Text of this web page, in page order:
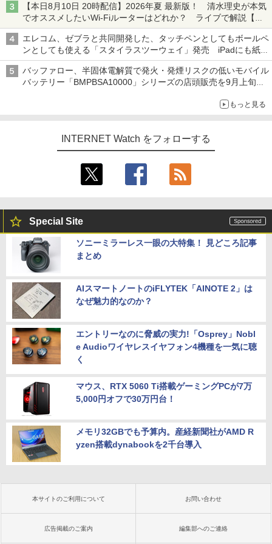
【本日8月10日 20時配信】2026年夏 最新版！ 清水理史が本気
でオススメしたいWi-Fiルーターはどれか？ ライブで解説【清
水理史の「イニシャルB」チャンネル】
エレコム、ゼブラと共同開発した、タッチペンとしてもボールペ
ンとしても使える「スタイラスツーウェイ」発売 iPadにも紙に
も、持ち替えずに書き込める
バッファロー、半固体電解質で発火・発煙リスクの低いモバイル
バッテリー「BMPBSA10000」シリーズの店頭販売を9月上旬に
もっと見る
INTERNET Watch をフォローする
Special Site
ソニーミラーレス一眼の大特集！ 見どころ記事
まとめ
AIスマートノートのiFLYTEK「AINOTE 2」は
なぜ魅力的なのか？
エントリーなのに脅威の実力!「Osprey」Nobl
e Audioワイヤレスイヤフォン4機種を一気に聴
く
マウス、RTX 5060 Ti搭載ゲーミングPCが7万
5,000円オフで30万円台！
メモリ32GBでも予算内。産経新聞社がAMD R
yzen搭載dynabookを2千台導入
本サイトのご利用について お問い合わせ
広告掲載のご案内 編集部へのご連絡